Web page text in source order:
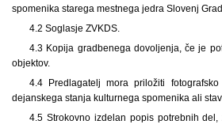
spomenika starega mestnega jedra Slovenj
4.2 Soglasje ZVKDS.
4.3 Kopija gradbenega dovoljenja, če je
objektov.
4.4 Predlagatelj mora priložiti
dejanskega stanja kulturnega spomenika ali
4.5 Strokovno izdelan popis potrebnih